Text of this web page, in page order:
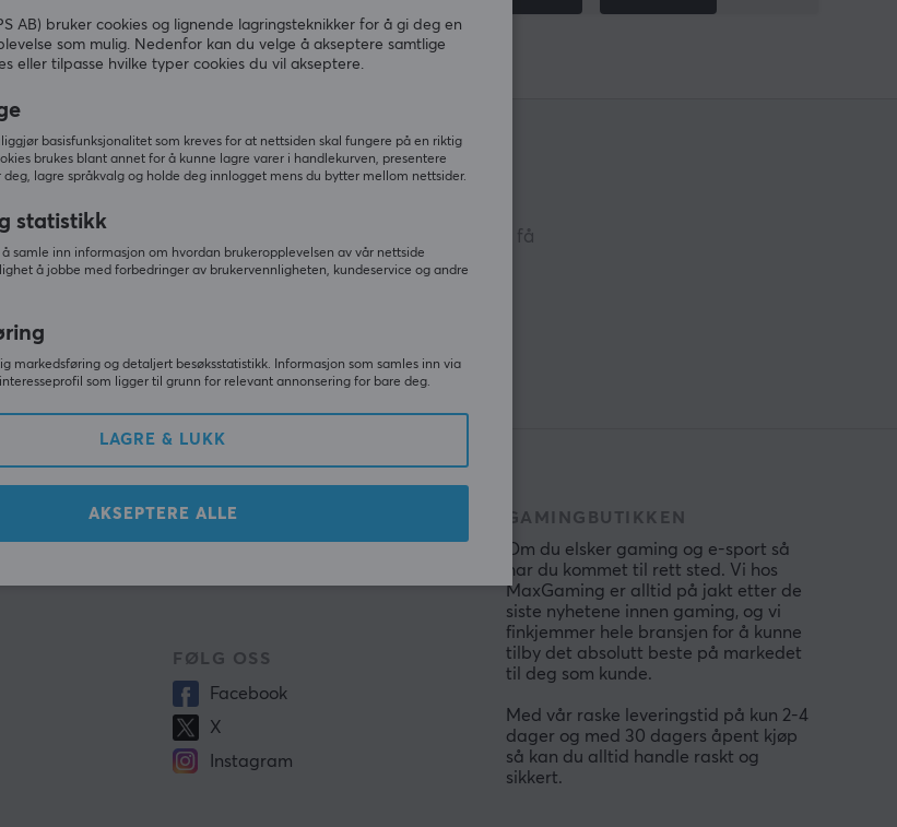
for gamere
abonnerer i dag på vårt nyhetsbrev. Få eksklusive nyheter, få
gode tilbud og mye mer!
VALUTA/REGION
FØLG OSS
Facebook
X
Instagram
GAMINGBUTIKKEN
Om du elsker gaming og e-sport så
har du kommet til rett sted. Vi hos
MaxGaming er alltid på jakt etter de
siste nyhetene innen gaming, og vi
finkjemmer hele bransjen for å kunne
tilby det absolutt beste på markedet
til deg som kunde.
Med vår raske leveringstid på kun 2-4
dager og med 30 dagers åpent kjøp
så kan du alltid handle raskt og
sikkert.
AB) bruker cookies og lignende lagringsteknikker for å gi deg en
som mulig. Nedenfor kan du velge å akseptere samtlige
eller tilpasse hvilke typer cookies du vil akseptere.
basisfunksjonalitet som kreves for at nettsiden skal fungere på en riktig
brukes blant annet for å kunne lagre varer i handlekurven, presentere
lagre språkvalg og holde deg innlogget mens du bytter mellom nettsider.
statistikk
å samle inn informasjon om hvordan brukeropplevelsen av vår nettside
å jobbe med forbedringer av brukervennligheten, kundeservice og andre
markedsføring og detaljert besøksstatistikk. Informasjon som samles inn via
som ligger til grunn for relevant annonsering for bare deg.
LAGRE & LUKK
AKSEPTERE ALLE